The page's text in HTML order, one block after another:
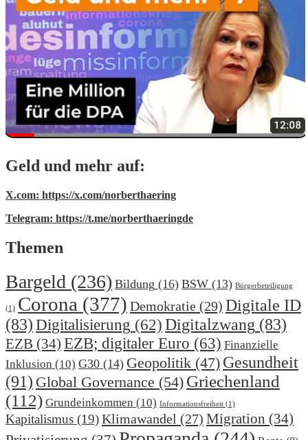
Geld und mehr auf:
X.com: https://x.com/norberthaering
Telegram: https://t.me/norberthaeringde
Themen
Bargeld (236) Bildung (16) BSW (13) Bürgerbeteiligung
(1) Corona (377) Demokratie (29) Digitale ID
(83) Digitalisierung (62) Digitalzwang (83)
EZB (34) EZB; digitaler Euro (63) Finanzielle
Inklusion (10) G30 (14) Geopolitik (47) Gesundheit
(91) Global Governance (54) Griechenland
(112) Grundeinkommen (10) Informationsfreiheit (1)
Kapitalismus (19)Klimawandel (27) Migration (34)